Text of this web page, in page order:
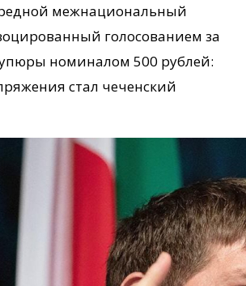
межнациональный
голосованием за
номиналом 500 рублей:
стал чеченский